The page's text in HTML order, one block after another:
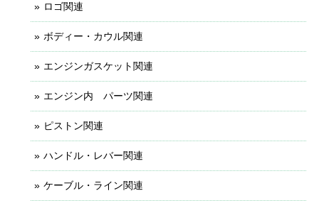
ロゴ関連
ボディー・カウル関連
エンジンガスケット関連
エンジン内 パーツ関連
ピストン関連
ハンドル・レバー関連
ケーブル・ライン関連